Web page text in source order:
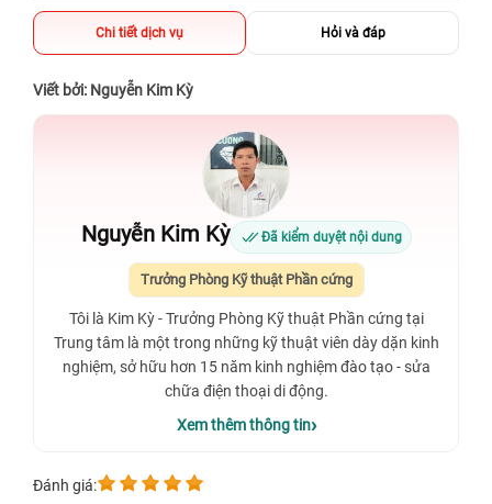
Chi tiết dịch vụ Hỏi và đáp
Viết bởi: Nguyễn Kim Kỳ
Nguyễn Kim Kỳ Đã kiểm duyệt nội dung
Trưởng Phòng Kỹ thuật Phần cứng
Tôi là Kim Kỳ - Trưởng Phòng Kỹ thuật Phần cứng tại
Trung tâm là một trong những kỹ thuật viên dày dặn kinh
nghiệm, sở hữu hơn 15 năm kinh nghiệm đào tạo - sửa
chữa điện thoại di động.
Xem thêm thông tin
Đánh giá: